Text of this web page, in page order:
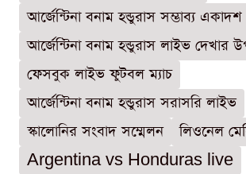
আর্জেন্টিনা বনাম হন্ডুরাস সম্ভাব্য একাদশ
আর্জেন্টিনা বনাম হন্ডুরাস লাইভ দেখার
ফেসবুক লাইভ ফুটবল ম্যাচ
আর্জেন্টিনা বনাম হন্ডুরাস সরাসরি লাইভ
স্কালোনির সংবাদ সম্মেলন
লিওনেল
Argentina vs Honduras live